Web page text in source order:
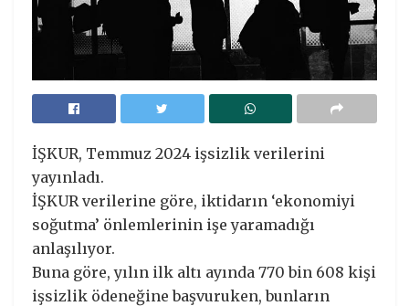
İŞKUR, Temmuz 2024 işsizlik verilerini
yayınladı.
İŞKUR verilerine göre, iktidarın ‘ekonomiyi
soğutma’ önlemlerinin işe yaramadığı
anlaşılıyor.
Buna göre, yılın ilk altı ayında 770 bin 608 kişi
işsizlik ödeneğine başvuruken, bunların